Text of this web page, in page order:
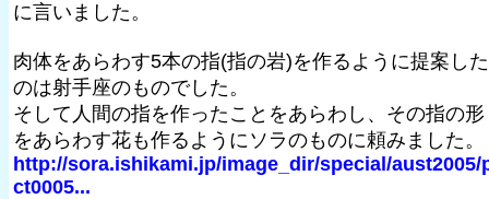
に言いました。
肉体をあらわす5本の指(指の岩)を作るように提案した
のは射手座のものでした。
そして人間の指を作ったことをあらわし、その指の形
をあらわす花も作るようにソラのものに頼みました。
http://sora.ishikami.jp/image_dir/special/aust2005/
ct0005...